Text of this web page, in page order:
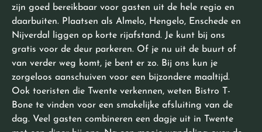
zijn goed bereikbaar voor gasten uit de hele regio en
daarbuiten. Plaatsen als Almelo, Hengelo, Enschede en
Nijverdal liggen op korte rijafstand. Je kunt bij ons
gratis voor de deur parkeren. Of je nu uit de buurt of
van verder weg komt, je bent er zo. Bij ons kun je
zorgeloos aanschuiven voor een bijzondere maaltijd.
Ook toeristen die Twente verkennen, weten Bistro T-
Bone te vinden voor een smakelijke afsluiting van de
dag. Veel gasten combineren een dagje uit in Twente